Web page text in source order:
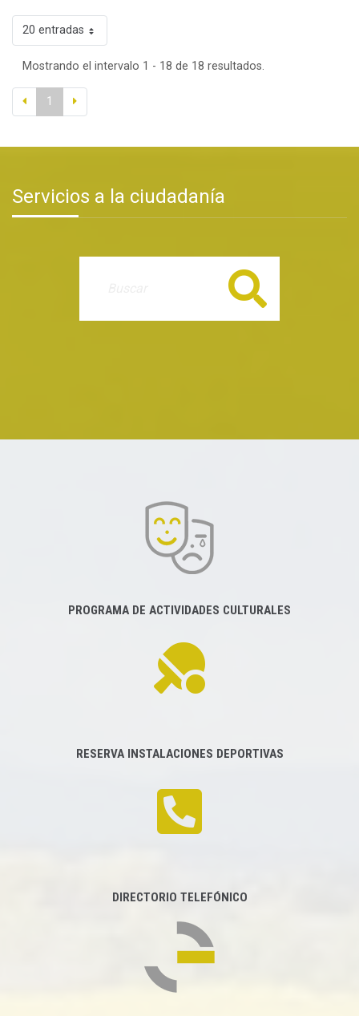
20 entradas
Mostrando el intervalo 1 - 18 de 18 resultados.
1
Servicios a la ciudadanía
Buscar
PROGRAMA DE ACTIVIDADES CULTURALES
RESERVA INSTALACIONES DEPORTIVAS
DIRECTORIO TELEFÓNICO